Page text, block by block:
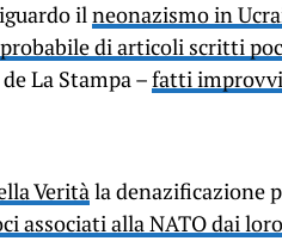
ilneonazismo in
di articoli scritti
La Stampa –fatti
Veritàla denazificazione
associati alla NATO dai